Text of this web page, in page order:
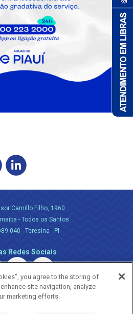
Camillo Filho, 1960
- Todos os Santos
040 - Teresina - PI
Redes Sociais
you agree to the storing of
site navigation, analyze
marketing efforts.